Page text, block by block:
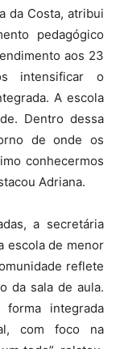
da Costa, atribui
pedagógico
aos 23
intensificar o
A escola
Dentro dessa
de onde os
conhecermos
Adriana.
a secretária
escola de menor
reflete
da sala de aula.
integrada
com foco na